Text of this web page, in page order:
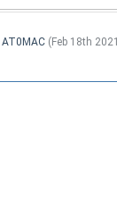
AT0MAC ( Feb 18th 2021